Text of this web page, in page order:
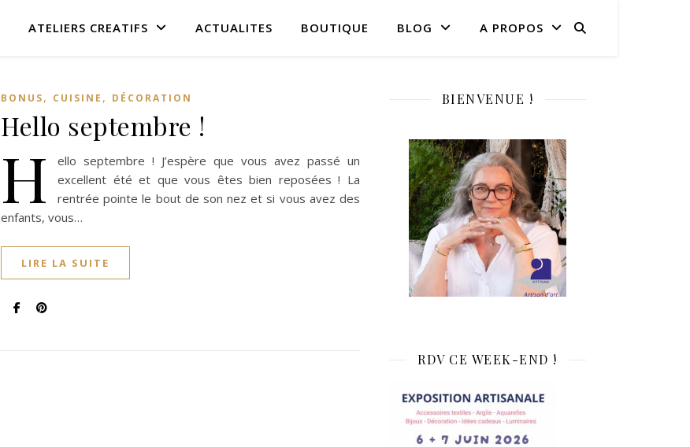
ATELIERS CREATIFS ACTUALITES BOUTIQUE BLOG A PROPOS
BONUS, CUISINE , DÉCORATION
Hello septembre !
H
ello septembre ! J’espère que vous avez passé un
excellent été et que vous êtes bien reposées ! La
rentrée pointe le bout de son nez et si vous avez des
enfants, vous…
LIRE LA SUITE
BIENVENUE !
RDV CE WEEK-END !